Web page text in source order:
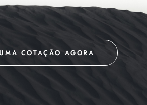
COTAÇÃO AGORA